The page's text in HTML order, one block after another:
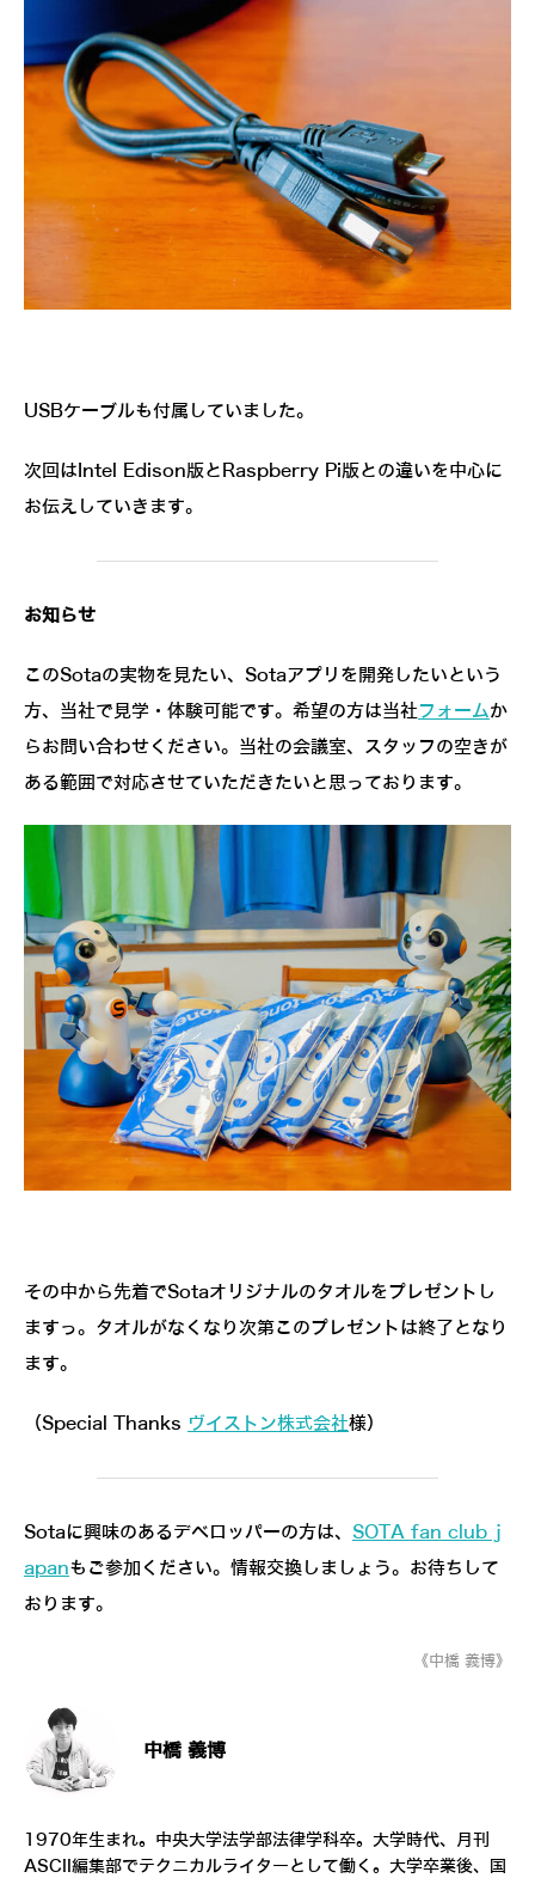
USBケーブルも付属していました。
次回はIntel Edison版とRaspberry Pi版との違いを中心に
お伝えしていきます。
お知らせ
このSotaの実物を見たい、Sotaアプリを開発したいという
方、当社で見学・体験可能です。希望の方は当社フォームか
らお問い合わせください。当社の会議室、スタッフの空きが
ある範囲で対応させていただきたいと思っております。
その中から先着でSotaオリジナルのタオルをプレゼントし
ますっ。タオルがなくなり次第このプレゼントは終了となり
ます。
（Special Thanks ヴイストン株式会社様）
Sotaに興味のあるデベロッパーの方は、 SOTA fan club j
apanもご参加ください。情報交換しましょう。お待ちして
おります。
《中橋 義博》
中橋 義博
1970年生まれ。中央大学法学部法律学科卒。大学時代、月刊
ASCII編集部でテクニカルライターとして働く。大学卒業後、国